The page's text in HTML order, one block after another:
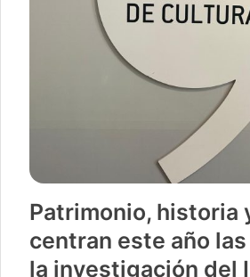
Patrimonio, historia
centran este año
la investigación del